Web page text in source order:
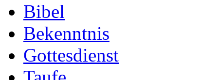
Bibel
Bekenntnis
Gottesdienst